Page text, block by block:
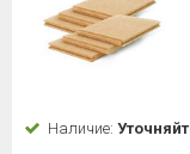
Наличие: